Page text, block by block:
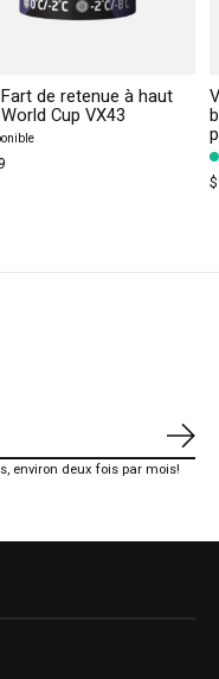
de retenue à haut
Cup VX43
environ deux fois par mois!